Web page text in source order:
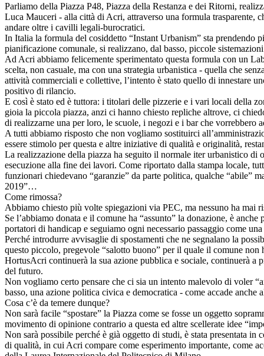
Parliamo della Piazza P48, Piazza della Restanza e dei Ritorni,
Luca Mauceri - alla città di Acri, attraverso una formula trasparente,
andare oltre i cavilli legali-burocratici.
In Italia la formula del cosiddetto “Instant Urbanism” sta prendendo
pianificazione comunale, si realizzano, dal basso, piccole
Ad Acri abbiamo felicemente sperimentato questa formula con un
scelta, non casuale, ma con una strategia urbanistica - quella che
attività commerciali e collettive, l’intento è stato quello di innestare
positivo di rilancio.
E così è stato ed è tuttora: i titolari delle pizzerie e i vari locali della
gioia la piccola piazza, anzi ci hanno chiesto repliche altrove, ci
di realizzarne una per loro, le scuole, i negozi e i bar che vorrebbero
A tutti abbiamo risposto che non vogliamo sostituirci
essere stimolo per questa e altre iniziative di qualità e originalità,
La realizzazione della piazza ha seguito il normale iter urbanistico
esecuzione alla fine dei lavori. Come riportato dalla stampa locale,
funzionari chiedevano “garanzie” da parte politica, qualche “abile”
2019”…
Come rimossa?
Abbiamo chiesto più volte spiegazioni via PEC, ma nessuno ha mai
Se l’abbiamo donata e il comune ha “assunto” la donazione, è
portatori di handicap e seguiamo ogni necessario passaggio come
Perché introdurre avvisaglie di spostamenti che ne segnalano la
questo piccolo, pregevole “salotto buono” per il quale il comune
HortusAcri continuerà la sua azione pubblica e sociale, continuerà a
del futuro.
Non vogliamo certo pensare che ci sia un intento malevolo di voler
basso, una azione politica civica e democratica - come accade
Cosa c’è da temere dunque?
Non sarà facile “spostare” la Piazza come se fosse un oggetto
movimento di opinione contrario a questa ed altre scellerate idee
Non sarà possibile perché è già oggetto di studi, è stata presentata
di qualità, in cui Acri compare come esperimento importante, come